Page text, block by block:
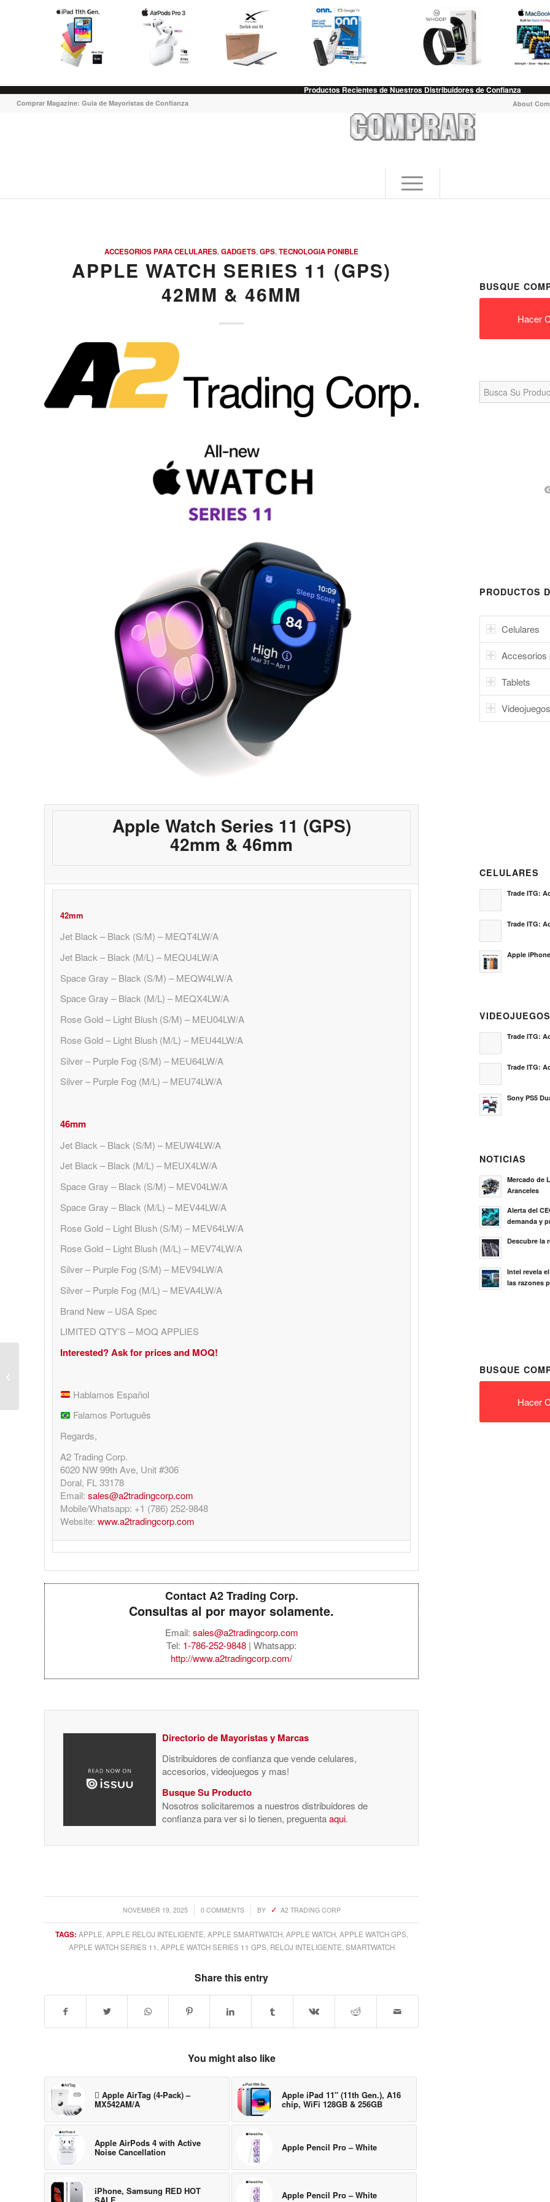
Productos Recientes de Nuestros Distribuidores de Confianza
About
Comprar Magazine: Guia de Mayoristas de Confianza
ACCESORIOS PARA CELULARES,GADGETS,GPS,TECNOLOGIA PONIBLE
APPLE WATCH SERIES 11 (GPS)
42MM & 46MM
Apple Watch Series 11 (GPS)
42mm & 46mm
42mm
Jet Black – Black (S/M) – MEQT4LW/A
Jet Black – Black (M/L) – MEQU4LW/A
Space Gray – Black (S/M) – MEQW4LW/A
Space Gray – Black (M/L) – MEQX4LW/A
Rose Gold – Light Blush (S/M) – MEU04LW/A
Rose Gold – Light Blush (M/L) – MEU44LW/A
Silver – Purple Fog (S/M) – MEU64LW/A
Silver – Purple Fog (M/L) – MEU74LW/A
46mm
Jet Black – Black (S/M) – MEUW4LW/A
Jet Black – Black (M/L) – MEUX4LW/A
Space Gray – Black (S/M) – MEV04LW/A
Space Gray – Black (M/L) – MEV44LW/A
Rose Gold – Light Blush (S/M) – MEV64LW/A
Rose Gold – Light Blush (M/L) – MEV74LW/A
Silver – Purple Fog (S/M) – MEV94LW/A
Silver – Purple Fog (M/L) – MEVA4LW/A
Brand New – USA Spec
LIMITED QTY’S – MOQ APPLIES
Interested? Ask for prices and MOQ!
Hablamos Español
Falamos Português
Regards,
A2 Trading Corp.
6020 NW 99th Ave, Unit #306
Doral, FL 33178
Email: sales@a2tradingcorp.com
Mobile/Whatsapp: +1 (786) 252-9848
Website: www.a2tradingcorp.com
Contact A2 Trading Corp.
Consultas al por mayor solamente.
Email: sales@a2tradingcorp.com
Tel: 1-786-252-9848 | Whatsapp:
http://www.a2tradingcorp.com/
Directorio de Mayoristas y Marcas
Distribuidores de confianza que vende celulares,
accesorios, videojuegos y mas!
Busque Su Producto
Nosotros solicitaremos a nuestros distribuidores de
confianza para ver si lo tienen, preguentaaqui.
NOVEMBER 19, 2025
/ 0 COMMENTS
/ BY A2 TRADING CORP
TAGS: APPLE APPLE RELOJ INTELIGENTE APPLE SMARTWATCH, APPLE WATCH, APPLE WATCH GPS
APPLE WATCH SERIES 11 APPLE WATCH SERIES 11 GPS RELOJ INTELIGENTE SMARTWATCH
Share this entry
You might also like
 Apple AirTag (4-Pack) –
MX542AM/A
Apple iPad 11″ (11th Gen.), A16
chip, WiFi 128GB & 256GB
Apple AirPods 4 with Active
Noise Cancellation Apple Pencil Pro – White
iPhone, Samsung RED HOT Apple Pencil Pro – White
BUSQUE
Hacer
Search
for:
PRODUCTOS
Celulares
Accesorios
Tablets
Videojuegos
CELULARES
Trade ITG:
Trade ITG:
Apple
VIDEOJUEGOS
Trade ITG:
Trade ITG:
Sony PS5
NOTICIAS
Mercado de
Aranceles
Alerta del
demanda y
Descubre la
Intel revela
las razones
BUSQUE
Hacer